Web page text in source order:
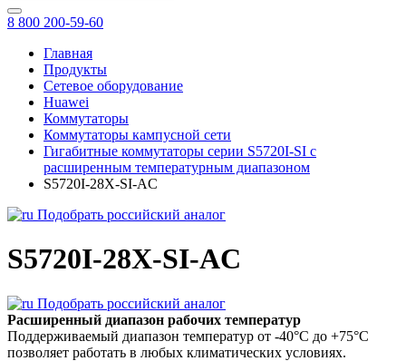
8 800 200-59-60
Главная
Продукты
Сетевое оборудование
Huawei
Коммутаторы
Коммутаторы кампусной сети
Гигабитные коммутаторы серии S5720I-SI с
расширенным температурным диапазоном
S5720I-28X-SI-AC
Подобрать российский аналог
S5720I-28X-SI-AC
Подобрать российский аналог
Расширенный диапазон рабочих температур
Поддерживаемый диапазон температур от -40°C до +75°C
позволяет работать в любых климатических условиях.